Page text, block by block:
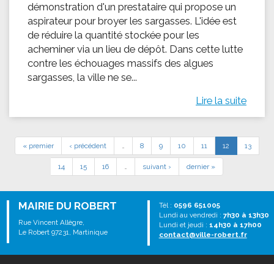
démonstration d'un prestataire qui propose un
aspirateur pour broyer les sargasses. L'idée est
de réduire la quantité stockée pour les
acheminer via un lieu de dépôt. Dans cette lutte
contre les échouages massifs des algues
sargasses, la ville ne se...
Lire la suite
« premier ‹ précédent … 8 9 10 11 12 13
14 15 16 … suivant › dernier »
MAIRIE DU ROBERT
Rue Vincent Allègre,
Le Robert 97231, Martinique
Tél : 0596 651005
Lundi au vendredi : 7h30 à 13h30
Lundi et jeudi : 14h30 à 17h00
contact@ville-robert.fr